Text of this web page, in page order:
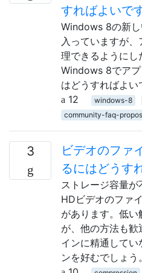
すればよいで
Windows 8の新
入っていますが
理できるようにし
Windows 8でア
はどうすればよい
12
windows-8
community-faq-
3
ビデオのファ
るにはどうす
ストレージ容量
HDビデオのファ
があります。低
が、他の方法も歓
インに精通してい
ンを好むでしょう